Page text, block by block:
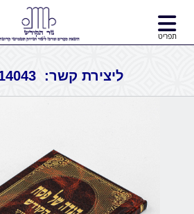
ליצירת קשר: 054-4314043
תפריט